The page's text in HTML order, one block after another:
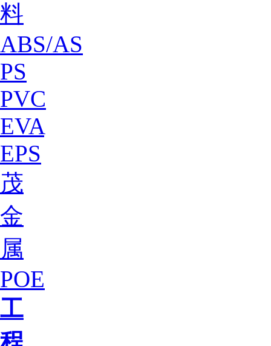
料
ABS/AS
PS
PVC
EVA
EPS
茂
金
属
POE
工